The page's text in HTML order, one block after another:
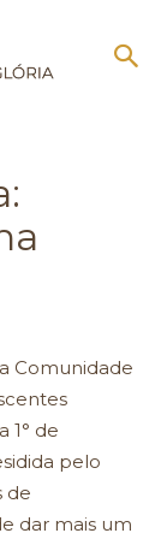
Comunidade
1° de
pelo
de
dar mais um